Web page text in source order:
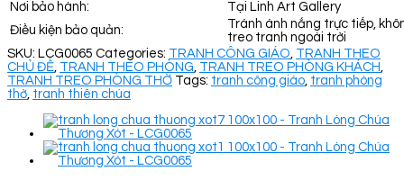
Nơi bảo hành:
Tại Linh Art Gallery
Điều kiện bảo quản:
Tránh ánh nắng trực tiếp,
treo tranh ngoài trời
SKU: LCG0065 Categories: TRANH CÔNG GIÁO TRANH THEO
CHỦ ĐỀ TRANH THEO PHÒNG TRANH TREO PHÒNG KHÁCH
TRANH TREO PHÒNG THỜ Tags: tranh công giáo tranh phòng
thờ tranh thiên chúa